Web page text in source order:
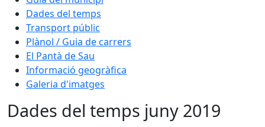
Dades del temps
Transport públic
Plànol / Guia de carrers
El Pantà de Sau
Informació geogràfica
Galeria d'imatges
Dades del temps juny 2019